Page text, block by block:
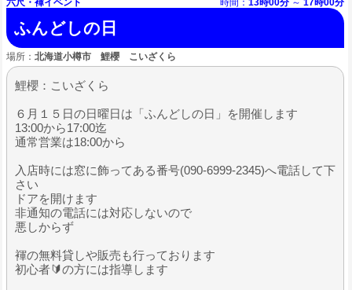
六尺・褌イベント 時間： 13時00分 ～ 17時00分
ふんどしの日
場所： 北海道小樽市 鯉櫻 こいざくら
鯉櫻：こいざくら
６月１５日の日曜日は「ふんどしの日」を開催します
13:00から17:00迄
通常営業は18:00から
入店時には窓に飾ってある番号(090-6999-2345)へ電話して下
さい
ドアを開けます
非通知の電話には対応しないので
悪しからず
褌の無料貸しや販売も行っております
初心者🔰の方には指導します